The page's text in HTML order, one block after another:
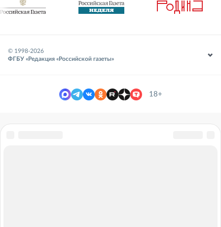
© 1998-2026
ФГБУ «Редакция «Российской газеты»
18+